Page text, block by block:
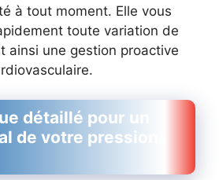
à tout moment. Elle vous
toute variation de
ainsi une gestion proactive
détaillé pour un
de votre pression